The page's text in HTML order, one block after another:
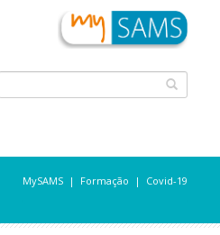
MySAMS Formação Covid-19